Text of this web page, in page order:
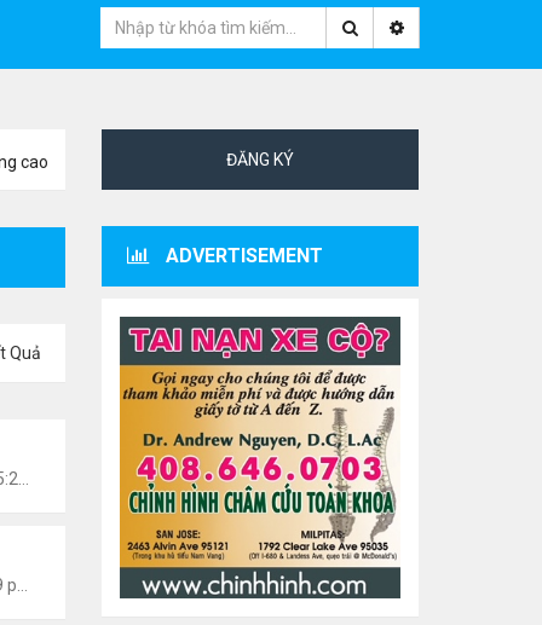
cao
Quả
Văn Nghệ Hải Ngoại
Văn Nghệ Hải Ngoại
ĐĂNG KÝ
ADVERTISEMENT